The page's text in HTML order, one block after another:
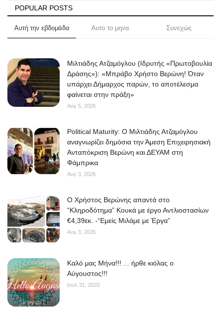
POPULAR POSTS
Αυτή την εβδομάδα Αυτο το μηνα Συνεχώς
Μιλτιάδης Ατζαμόγλου (Ιδρυτής «Πρωτοβουλία
Δράσης»): «Μπράβο Χρήστο Βερώνη! Όταν
υπάρχει Δήμαρχος παρών, το αποτέλεσμα
φαίνεται στην πράξη»
Αυγ 5, 2026
Political Maturity: Ο Μιλτιάδης Ατζαμόγλου
αναγνωρίζει δημόσια την Άμεση Επιχειρησιακή
Ανταπόκριση Βερώνη και ΔΕΥΑΜ στη
Φάμπρικα
Αυγ 3, 2026
O Χρήστος Βερώνης απαντά στο
“Κληροδότημα” Κουκά με έργο Αντλιοστασίων
€4,39εκ. -“Εμείς Μιλάμε με Έργα”
Αυγ 3, 2026
Kαλό μας Μήνα!!! ... ήρθε κιόλας ο
Αύγουστος!!!
Ιουλ 31, 2020